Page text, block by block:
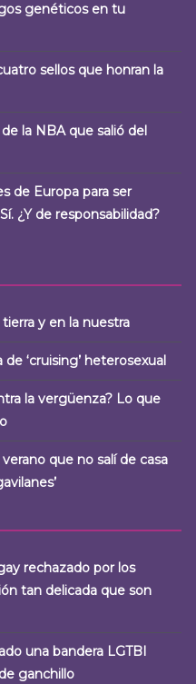
genéticos en tu
sellos que honran la
la NBA que salió del
de Europa para ser
¿Y de responsabilidad?
y en la nuestra
‘cruising’ heterosexual
la vergüenza? Lo que
que no salí de casa
rechazado por los
tan delicada que son
una bandera LGTBI
ganchillo